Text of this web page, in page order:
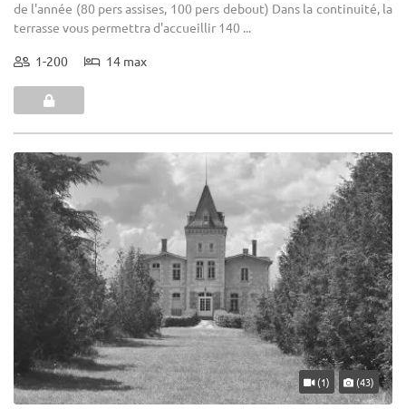
de l'année (80 pers assises, 100 pers debout) Dans la continuité, la
terrasse vous permettra d'accueillir 140 ...
1-200 14 max
(1) (43)